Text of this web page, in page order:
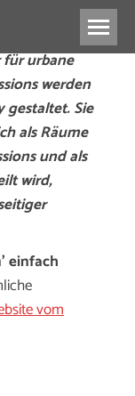
urbane
werden
Sie
als Räume
und als
wird,
einfach
vom